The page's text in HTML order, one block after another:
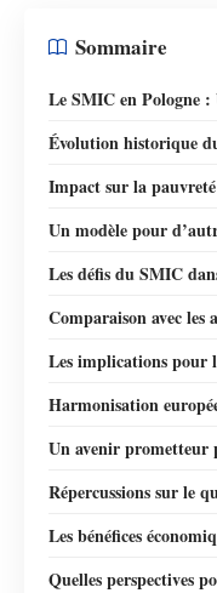
Sommaire
Le SMIC en Pologne
Évolution historique
Impact sur la pauvreté
Un modèle pour
Les défis du SMIC
Comparaison avec les
Les implications pour
Harmonisation
Un avenir prometteur
Répercussions sur le
Les bénéfices
Quelles perspectives